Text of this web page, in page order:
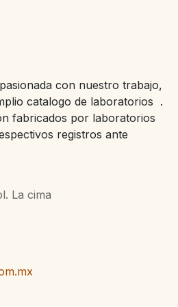
con nuestro trabajo,
catalogo de laboratorios .
fabricados por laboratorios
registros ante
La cima